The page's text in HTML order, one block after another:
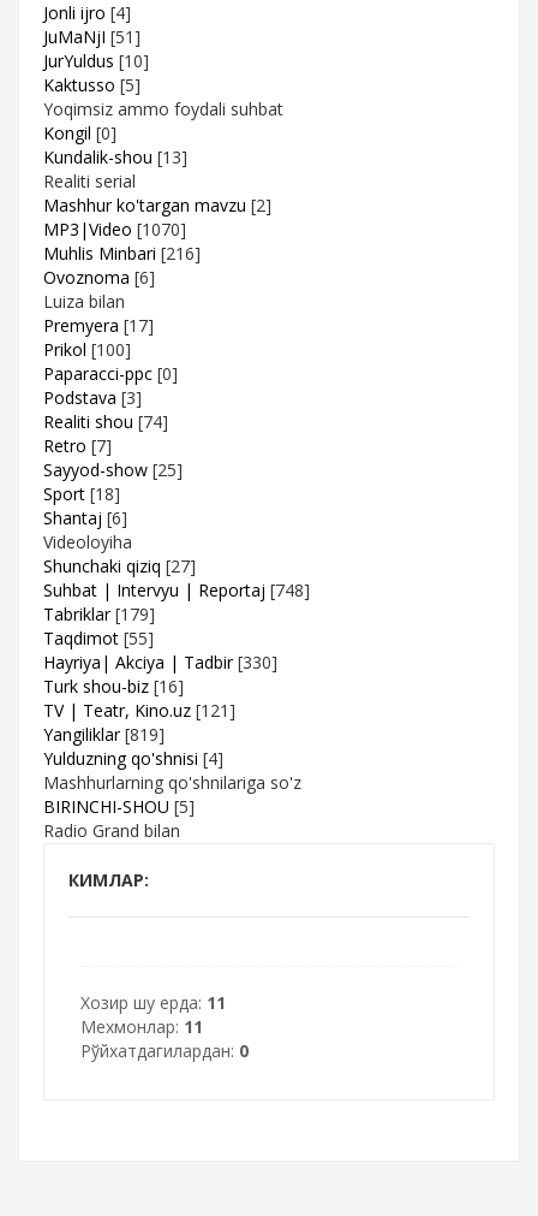
Jonli ijro [4]
JuMaNjI [51]
JurYuldus [10]
Kaktusso [5]
Yoqimsiz ammo foydali suhbat
Kongil [0]
Kundalik-shou [13]
Realiti serial
Mashhur ko'targan mavzu [2]
MP3|Video [1070]
Muhlis Minbari [216]
Ovoznoma [6]
Luiza bilan
Premyera [17]
Prikol [100]
Paparacci-ppc [0]
Podstava [3]
Realiti shou [74]
Retro [7]
Sayyod-show [25]
Sport [18]
Shantaj [6]
Videoloyiha
Shunchaki qiziq [27]
Suhbat | Intervyu | Reportaj [748]
Tabriklar [179]
Taqdimot [55]
Hayriya| Akciya | Tadbir [330]
Turk shou-biz [16]
TV | Teatr, Kino.uz [121]
Yangiliklar [819]
Yulduzning qo'shnisi [4]
Mashhurlarning qo'shnilariga so'z
BIRINCHI-SHOU [5]
Radio Grand bilan
КИМЛАР:
Хозир шу ерда: 11
Мехмонлар: 11
Рўйхатдагилардан: 0